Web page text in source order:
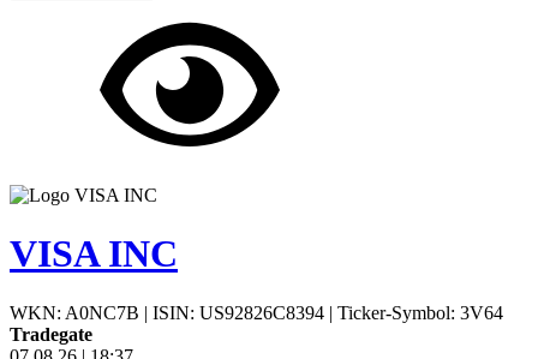
VISA INC
WKN: A0NC7B | ISIN: US92826C8394 | Ticker-Symbol: 3V64
Tradegate